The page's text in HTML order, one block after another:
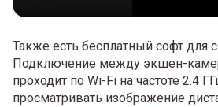
Также есть бесплатный софт для
Подключение между экшен-
проходит по Wi-Fi на частоте 2.4
просматривать изображение